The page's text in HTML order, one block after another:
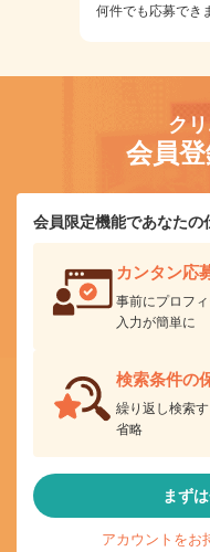
何件でも応募でき
ク
会員
会員限定機能であなたの
カンタン応
事前にプロフ
入力が簡単に
検索条件の
繰り返し検索
省略
まず
アカウントをお